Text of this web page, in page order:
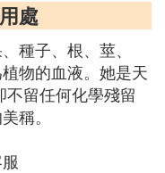
處
種子、根、莖、
物的血液。她是天
留任何化學殘留
稱。